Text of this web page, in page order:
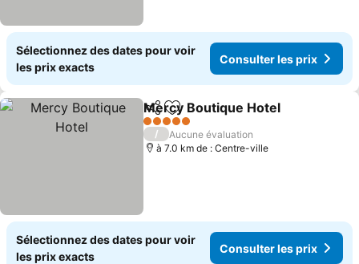
Sélectionnez des dates pour voir
les prix exacts
Consulter les prix
PartagerAjouter à mes favoris
Mercy Boutique Hotel
5 Étoiles
/
Aucune évaluation
à 7.0 km de : Centre-ville
Sélectionnez des dates pour voir
les prix exacts
Consulter les prix